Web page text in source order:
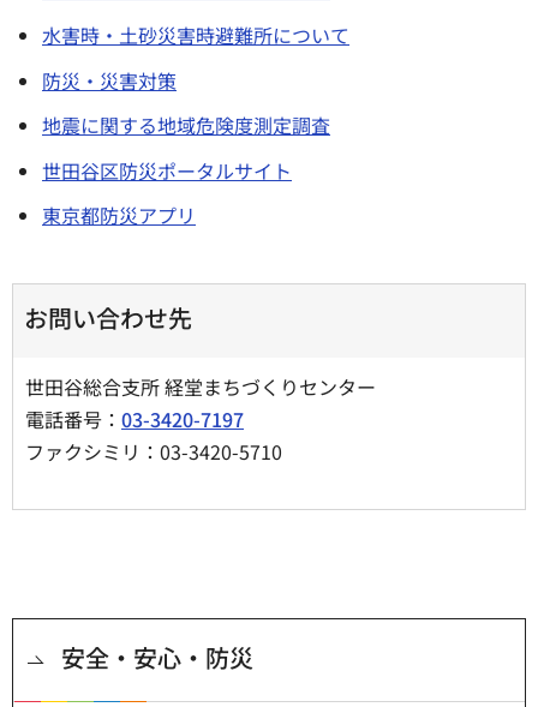
水害時・土砂災害時避難所について
防災・災害対策
地震に関する地域危険度測定調査
世田谷区防災ポータルサイト
東京都防災アプリ
お問い合わせ先
世田谷総合支所 経堂まちづくりセンター
電話番号： 03-3420-7197
ファクシミリ：03-3420-5710
安全・安心・防災